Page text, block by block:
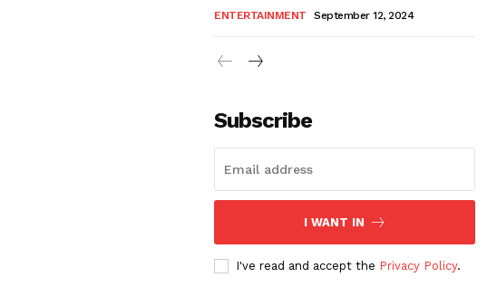
ENTERTAINMENT September 12, 2024
Subscribe
I WANT IN
I've read and accept the Privacy Policy.